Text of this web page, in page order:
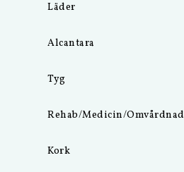
Läder
Alcantara
Tyg
Rehab/Medicin/Omvårdnad
Kork